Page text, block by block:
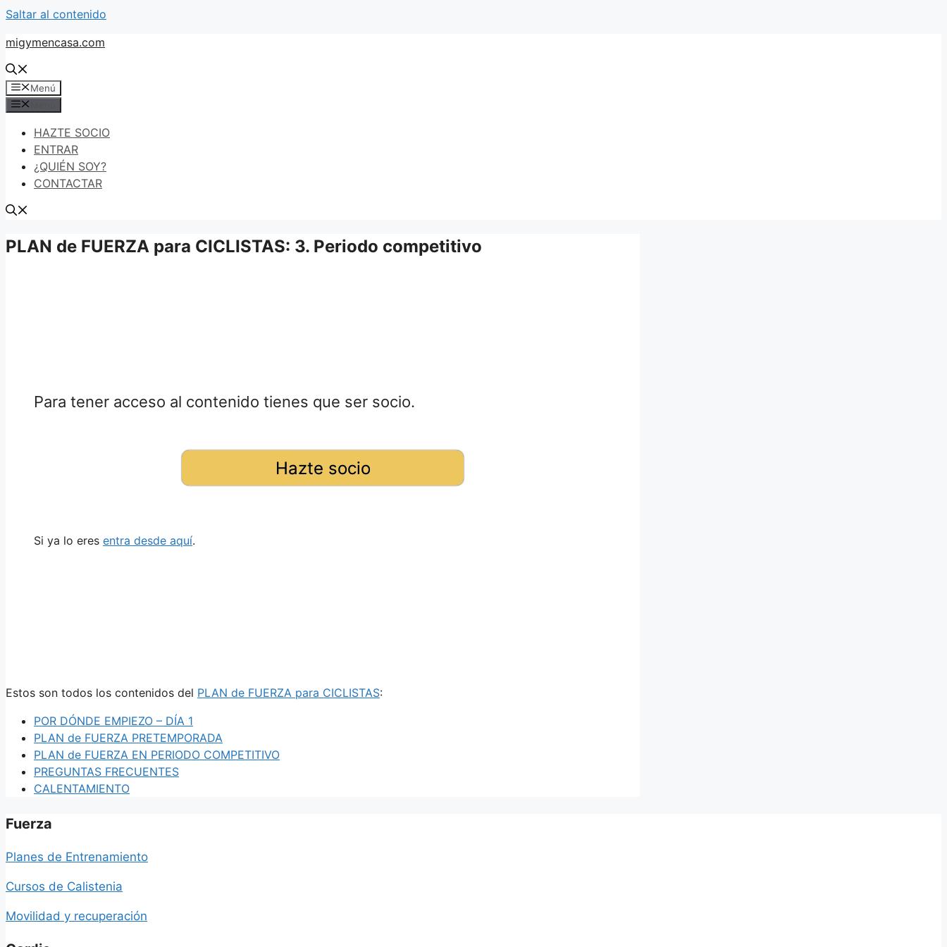
Saltar al contenido
migymencasa.com
Menú
HAZTE SOCIO
ENTRAR
¿QUIÉN SOY?
CONTACTAR
PLAN de FUERZA para CICLISTAS: 3. Periodo competitivo
Para tener acceso al contenido tienes que ser socio.
Hazte socio
Si ya lo eres entra desde aquí.
Estos son todos los contenidos del PLAN de FUERZA para CICLISTAS:
POR DÓNDE EMPIEZO – DÍA 1
PLAN de FUERZA PRETEMPORADA
PLAN de FUERZA EN PERIODO COMPETITIVO
PREGUNTAS FRECUENTES
CALENTAMIENTO
Fuerza
Planes de Entrenamiento
Cursos de Calistenia
Movilidad y recuperación